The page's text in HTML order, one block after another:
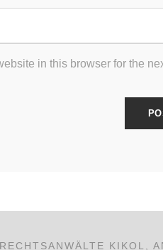
in this browser for the
KIKOL,